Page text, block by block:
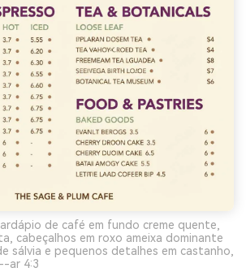
de café em fundo creme quente,
cabeçalhos em roxo ameixa dominante
sálvia e pequenos detalhes em castanho,
ar 4:3